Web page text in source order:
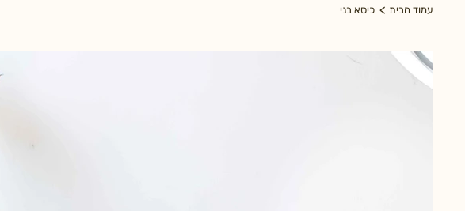
עמוד הבית > כיסא בני